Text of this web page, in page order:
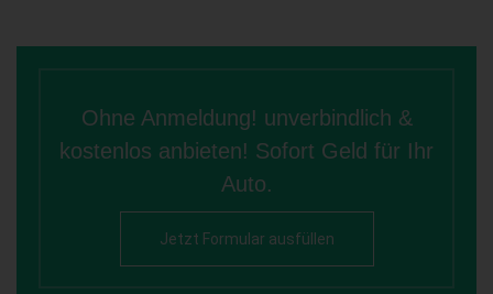
Ohne Anmeldung! unverbindlich &
kostenlos anbieten! Sofort Geld für Ihr
Auto.
Jetzt Formular ausfüllen